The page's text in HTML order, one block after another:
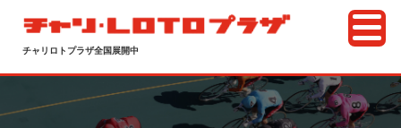
チャリロトプラザ全国展開中